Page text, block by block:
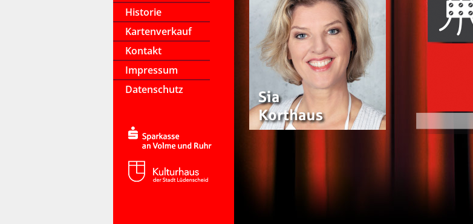
Historie
Kartenverkauf
Kontakt
Impressum
Datenschutz